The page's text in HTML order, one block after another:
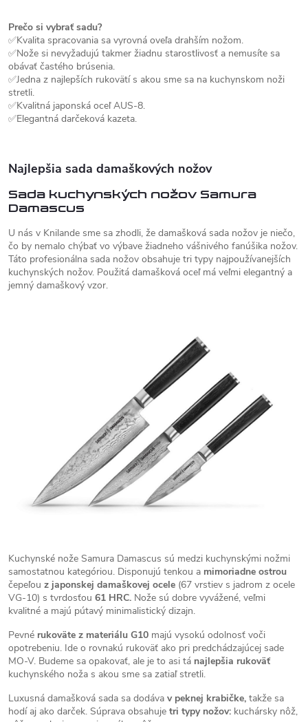
Prečo si vybrať sadu?
✅Kvalita spracovania sa vyrovná oveľa drahším nožom.
✅Nože si nevyžadujú takmer žiadnu starostlivosť a nemusíte sa
obávať častého brúsenia.
✅Jedna z najlepších rukovätí s akou sme sa na kuchynskom noži
stretli.
✅Kvalitná japonská oceľ AUS-8.
✅Elegantná darčeková kazeta.
Najlepšia sada damaškových nožov
Sada kuchynských nožov Samura
Damascus
U nás v Knilande sme sa zhodli, že damašková sada nožov je niečo,
čo by nemalo chýbať vo výbave žiadneho vášnivého fanúšika nožov.
Táto profesionálna sada nožov obsahuje tri typy najpoužívanejších
kuchynských nožov. Použitá damašková oceľ má veľmi elegantný a
jemný damaškový vzor.
Kuchynské nože Samura Damascus sú medzi kuchynskými nožmi
samostatnou kategóriou. Disponujú tenkou a mimoriadne ostrou
čepeľou z japonskej damaškovej ocele (67 vrstiev s jadrom z ocele
VG-10) s tvrdosťou 61 HRC. Nože sú dobre vyvážené, veľmi
kvalitné a majú pútavý minimalistický dizajn.
Pevné rukoväte z materiálu G10 majú vysokú odolnosť voči
opotrebeniu. Ide o rovnakú rukoväť ako pri predchádzajúcej sade
MO-V. Budeme sa opakovať, ale je to asi tá najlepšia rukoväť
kuchynského noža s akou sme sa zatiaľ stretli.
Luxusná damašková sada sa dodáva v peknej krabičke, takže sa
hodí aj ako darček. Súprava obsahuje tri typy nožov: kuchársky nôž,